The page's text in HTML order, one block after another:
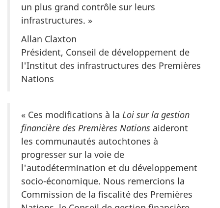
un plus grand contrôle sur leurs
infrastructures. »
Allan Claxton
Président, Conseil de développement de
l'Institut des infrastructures des Premières
Nations
« Ces modifications à la Loi sur la gestion
financière des Premières Nations aideront
les communautés autochtones à
progresser sur la voie de
l'autodétermination et du développement
socio-économique. Nous remercions la
Commission de la fiscalité des Premières